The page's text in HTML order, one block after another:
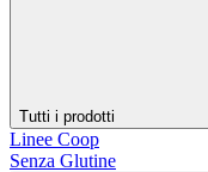
Tutti i prodotti
Linee Coop
Senza Glutine